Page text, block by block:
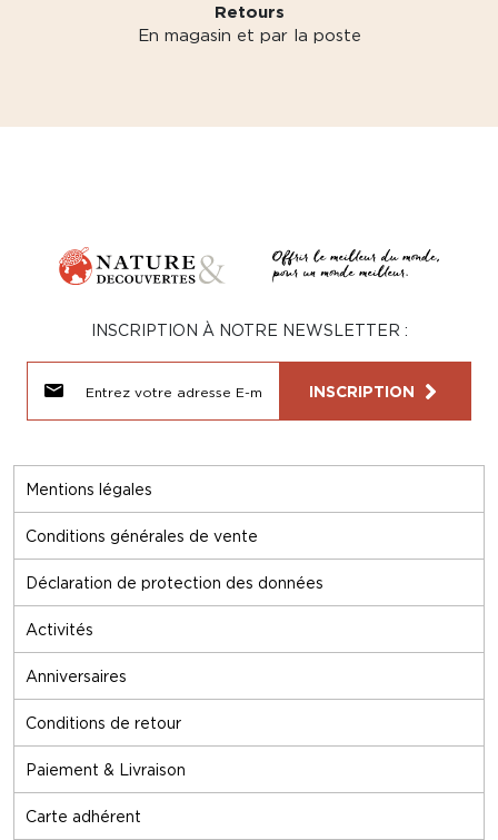
Retours
En magasin et par la poste
Mentions légales
Conditions générales de vente
Déclaration de protection des données
Activités
Anniversaires
Conditions de retour
Paiement & Livraison
Carte adhérent
INSCRIPTION À NOTRE NEWSLETTER :
INSCRIPTION